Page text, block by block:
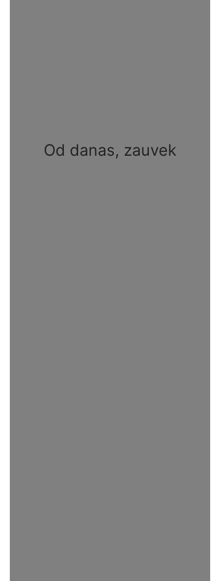
Od danas, zauvek